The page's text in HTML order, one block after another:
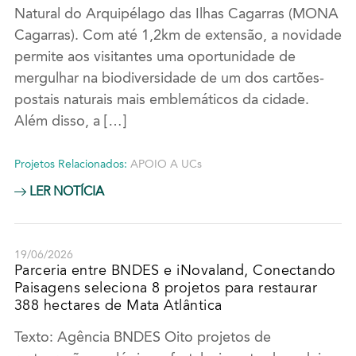
Natural do Arquipélago das Ilhas Cagarras (MONA
Cagarras). Com até 1,2km de extensão, a novidade
permite aos visitantes uma oportunidade de
mergulhar na biodiversidade de um dos cartões-
postais naturais mais emblemáticos da cidade.
Além disso, a […]
Projetos Relacionados: APOIO A UCs
LER NOTÍCIA
19/06/2026
Parceria entre BNDES e iNovaland, Conectando
Paisagens seleciona 8 projetos para restaurar
388 hectares de Mata Atlântica
Texto: Agência BNDES Oito projetos de